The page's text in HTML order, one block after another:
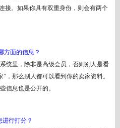
接。如果你具有双重身份，则会有两个
方面的信息？
统里，除非是高级会员，否则别人是看
，那么别人都可以看到你的卖家资料。
信息也是公开的。
行打分？